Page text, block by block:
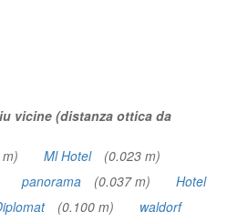
vicine (distanza ottica da
m) Ml Hotel
(0.023 m)
panorama (0.037 m)
Hotel
(0.100 m)
waldorf